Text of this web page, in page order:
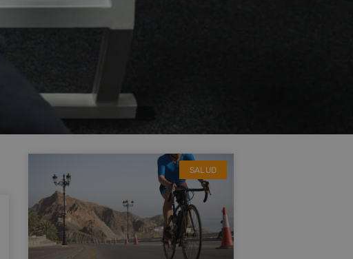
SALUD